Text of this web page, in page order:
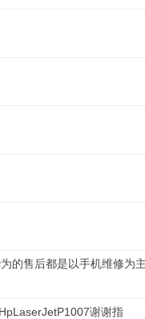
的售后都是以手机维修为
谢谢指